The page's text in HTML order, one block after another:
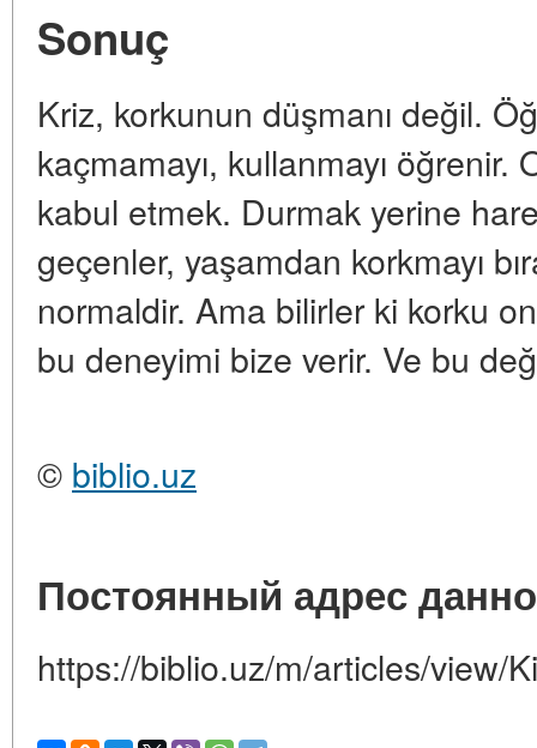
Sonuç
Kriz, korkunun düşmanı değil.
kaçmamayı, kullanmayı
kabul etmek. Durmak yerine
geçenler, yaşamdan korkmayı
normaldir. Ama bilirler ki korku
bu deneyimi bize verir. Ve bu
© biblio.uz
Постоянный адрес
https://biblio.uz/m/articles/view/